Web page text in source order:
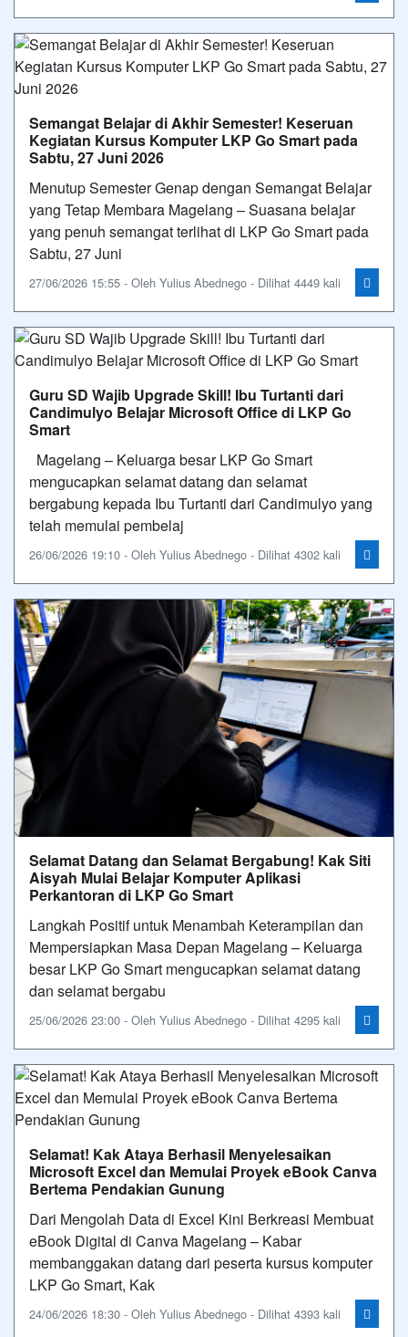
Semangat Belajar di Akhir Semester! Keseruan
Kegiatan Kursus Komputer LKP Go Smart pada
Sabtu, 27 Juni 2026
Menutup Semester Genap dengan Semangat Belajar
yang Tetap Membara Magelang – Suasana belajar
yang penuh semangat terlihat di LKP Go Smart pada
Sabtu, 27 Juni
27/06/2026 15:55 - Oleh Yulius Abednego - Dilihat 4449 kali
Guru SD Wajib Upgrade Skill! Ibu Turtanti dari
Candimulyo Belajar Microsoft Office di LKP Go
Smart
Magelang – Keluarga besar LKP Go Smart
mengucapkan selamat datang dan selamat
bergabung kepada Ibu Turtanti dari Candimulyo yang
telah memulai pembelaj
26/06/2026 19:10 - Oleh Yulius Abednego - Dilihat 4302 kali
Selamat Datang dan Selamat Bergabung! Kak Siti
Aisyah Mulai Belajar Komputer Aplikasi
Perkantoran di LKP Go Smart
Langkah Positif untuk Menambah Keterampilan dan
Mempersiapkan Masa Depan Magelang – Keluarga
besar LKP Go Smart mengucapkan selamat datang
dan selamat bergabu
25/06/2026 23:00 - Oleh Yulius Abednego - Dilihat 4295 kali
Selamat! Kak Ataya Berhasil Menyelesaikan
Microsoft Excel dan Memulai Proyek eBook Canva
Bertema Pendakian Gunung
Dari Mengolah Data di Excel Kini Berkreasi Membuat
eBook Digital di Canva Magelang – Kabar
membanggakan datang dari peserta kursus komputer
LKP Go Smart, Kak
24/06/2026 18:30 - Oleh Yulius Abednego - Dilihat 4393 kali